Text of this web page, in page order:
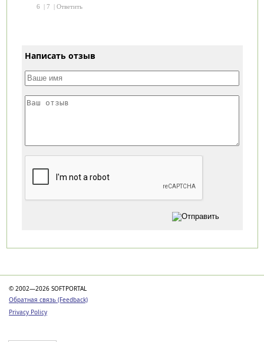
6
| 7 | Ответить
Написать отзыв
© 2002—2026 SOFTPORTAL
Обратная связь (Feedback)
Privacy Policy